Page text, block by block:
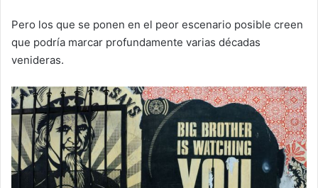
Pero los que se ponen en el peor escenario posible creen
que podría marcar profundamente varias décadas
venideras.